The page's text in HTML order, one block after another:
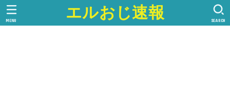
エルおじ速報 SEARCH
MENU